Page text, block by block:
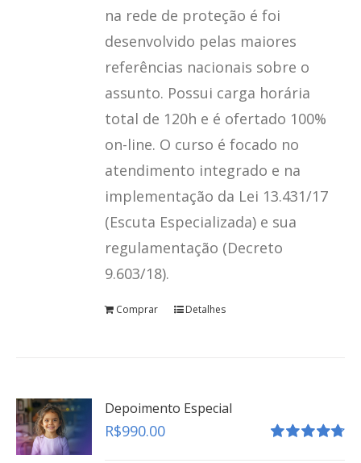
na rede de proteção é foi
desenvolvido pelas maiores
referências nacionais sobre o
assunto. Possui carga horária
total de 120h e é ofertado 100%
on-line. O curso é focado no
atendimento integrado e na
implementação da Lei 13.431/17
(Escuta Especializada) e sua
regulamentação (Decreto
9.603/18).
Comprar Detalhes
Depoimento Especial
R$990.00